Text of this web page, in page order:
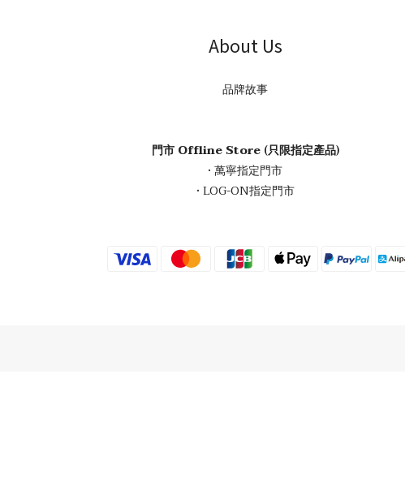
About Us
品牌故事
門市 Offline Store (只限指定產品)
• 萬寧指定門市
• LOG-ON指定門市